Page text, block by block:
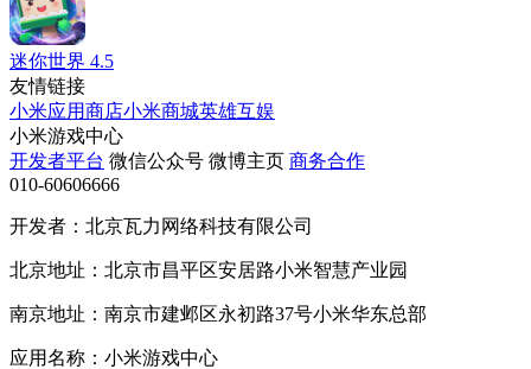
迷你世界 4.5
友情链接
小米应用商店小米商城英雄互娱
小米游戏中心
开发者平台 微信公众号 微博主页 商务合作
010-60606666
开发者：北京瓦力网络科技有限公司
北京地址：北京市昌平区安居路小米智慧产业园
南京地址：南京市建邺区永初路37号小米华东总部
应用名称：小米游戏中心